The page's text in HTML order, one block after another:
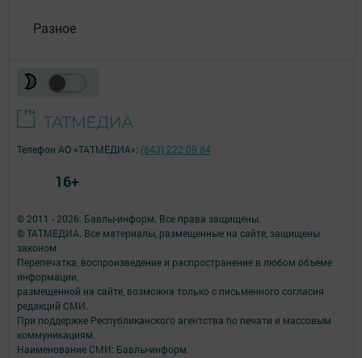
Разное
© 2011 - 2026. Бавлы-информ. Все права защищены.
© ТАТМЕДИА. Все материалы, размещенные на сайте, защищены
законом.
Перепечатка, воспроизведение и распространение в любом объеме
информации,
размещенной на сайте, возможна только с письменного согласия
редакций СМИ.
При поддержке Республиканского агентства по печати и массовым
коммуникациям.
Наименование СМИ: Бавлы-информ
Телефон АО «ТАТМЕДИА»: (843) 222 09 84
16+